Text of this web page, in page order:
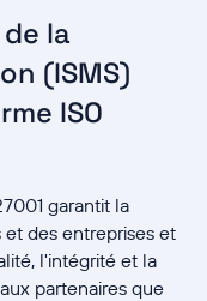
la
(ISMS)
ISO
garantit la
des entreprises et
l'intégrité et la
partenaires que